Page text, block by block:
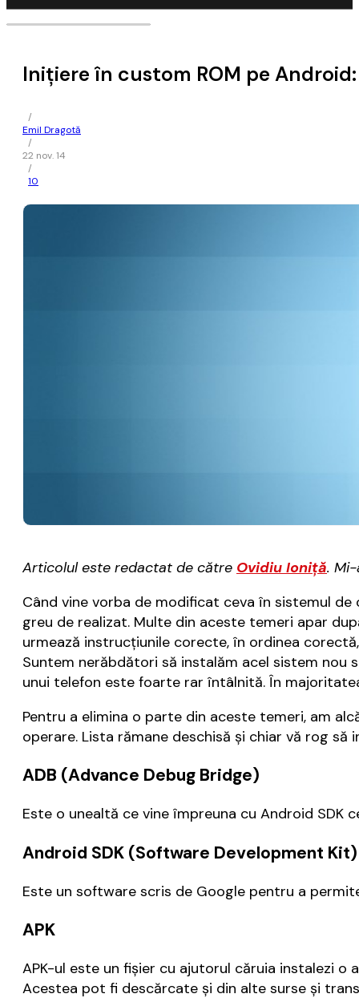
Inițiere în custom ROM pe
/
Emil Dragotă
/
22 nov. 14
/
10
Articolul este redactat de către Ovidiu Ioniță.
Când vine vorba de modificat ceva în sistemul
greu de realizat. Multe din aceste temeri apar
urmează instrucțiunile corecte, în ordinea
Suntem nerăbdători să instalăm acel sistem
unui telefon este foarte rar întâlnită. În
Pentru a elimina o parte din aceste temeri, am
operare. Lista rămane deschisă și chiar vă rog
ADB (Advance Debug Bridge)
Este o unealtă ce vine împreuna cu Android
Android SDK (Software Development Kit)
Este un software scris de Google pentru a
APK
APK-ul este un fişier cu ajutorul căruia instalezi o
Acestea pot fi descărcate şi din alte surse şi